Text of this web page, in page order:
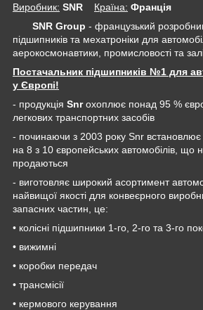
Виробник: SNR Крaїна: Франція
SNR Group - французький
підшипників та мехатроніки для
аерокосмонавтики, промисловості та
Постачальник підшипників №1 для
у Європі!
- продукція Snrохоплює понад 95 %
легкових транспортних засобів
- починаючи з 2003 року Snr встановлює
на 8 з 10 європейських автомобілів, що
продаються
- виготовляє широкий асортимент
найвищої якості для конвеєрного
запасних частин, це:
• колісні підшипники 1-го, 2-го та 3-го
• вижимні
• коробки передач
• трансмісії
• кермового керування